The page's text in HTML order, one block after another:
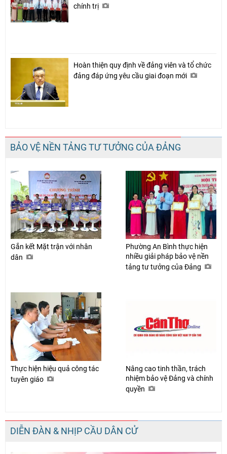
chính trị
Hoàn thiện quy định về đảng viên và tổ chức
đảng đáp ứng yêu cầu giai đoạn mới
BẢO VỆ NỀN TẢNG TƯ TƯỞNG CỦA ĐẢNG
Gắn kết Mặt trận với nhân
dân
Phường An Bình thực hiện
nhiều giải pháp bảo vệ nền
tảng tư tưởng của Đảng
Thực hiện hiệu quả công tác
tuyên giáo
Nâng cao tinh thần, trách
nhiệm bảo vệ Đảng và chính
quyền
DIỄN ĐÀN & NHỊP CẦU DÂN CỬ